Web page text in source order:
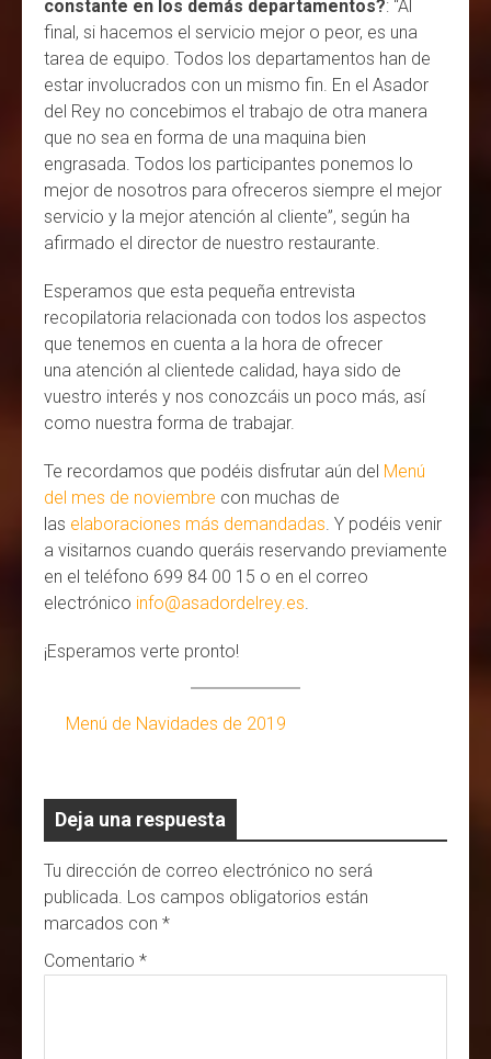
constante en los demás departamentos?: “Al
final, si hacemos el servicio mejor o peor, es una
tarea de equipo. Todos los departamentos han de
estar involucrados con un mismo fin. En el Asador
del Rey no concebimos el trabajo de otra manera
que no sea en forma de una maquina bien
engrasada. Todos los participantes ponemos lo
mejor de nosotros para ofreceros siempre el mejor
servicio y la mejor atención al cliente”, según ha
afirmado el director de nuestro restaurante.
Esperamos que esta pequeña entrevista
recopilatoria relacionada con todos los aspectos
que tenemos en cuenta a la hora de ofrecer
una atención al clientede calidad, haya sido de
vuestro interés y nos conozcáis un poco más, así
como nuestra forma de trabajar.
Te recordamos que podéis disfrutar aún del Menú
del mes de noviembre con muchas de
las elaboraciones más demandadas. Y podéis venir
a visitarnos cuando queráis reservando previamente
en el teléfono 699 84 00 15 o en el correo
electrónico info@asadordelrey.es.
¡Esperamos verte pronto!
Menú de Navidades de 2019
Deja una respuesta
Tu dirección de correo electrónico no será
publicada. Los campos obligatorios están
marcados con *
Comentario *